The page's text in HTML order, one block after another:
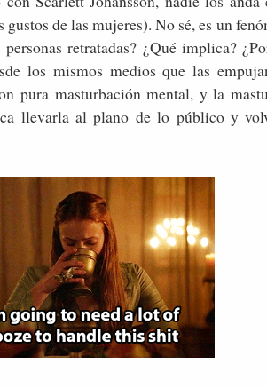
de las mujeres). No sé, es un
retratadas? ¿Qué implica?
los mismos medios que las
pura masturbación mental, y la
llevarla al plano de lo público y